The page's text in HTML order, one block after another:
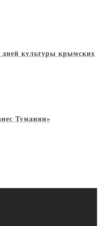
культуры крымских
Туманян»